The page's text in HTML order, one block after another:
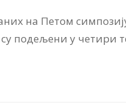
на Петом
подељени у четири